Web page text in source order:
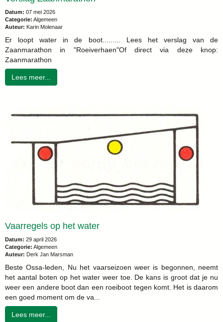
Datum: 07 mei 2026
Categorie: Algemeen
Auteur: Karin Molenaar
Er loopt water in de boot......... Lees het verslag van de
Zaanmarathon in "Roeiverhaen"Of direct via deze knop:
Zaanmarathon
Lees meer...
Vaarregels op het water
Datum: 29 april 2026
Categorie: Algemeen
Auteur: Derk Jan Marsman
Beste Ossa-leden, Nu het vaarseizoen weer is begonnen, neemt
het aantal boten op het water weer toe. De kans is groot dat je nu
weer een andere boot dan een roeiboot tegen komt. Het is daarom
een goed moment om de va...
Lees meer...